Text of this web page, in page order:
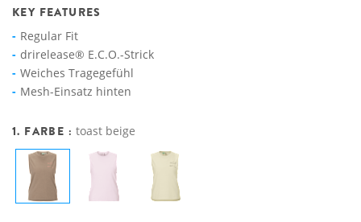
KEY FEATURES
Regular Fit
drirelease® E.C.O.-Strick
Weiches Tragegefühl
Mesh-Einsatz hinten
1. FARBE :toast beige